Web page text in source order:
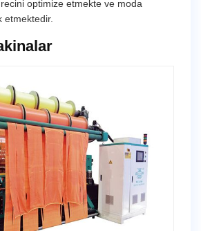
optimize etmekte ve moda
etmektedir.